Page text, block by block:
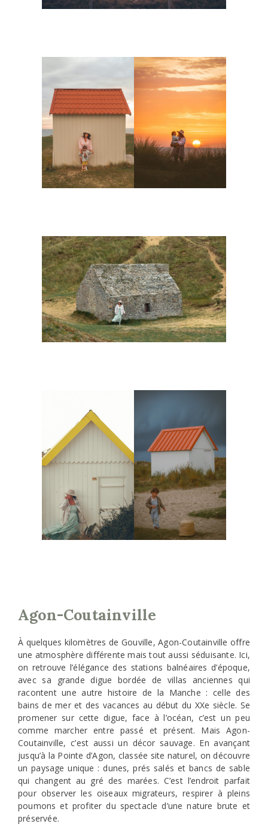
Agon-Coutainville
À quelques kilomètres de Gouville, Agon-Coutainville offre
une atmosphère différente mais tout aussi séduisante. Ici,
on retrouve l’élégance des stations balnéaires d’époque,
avec sa grande digue bordée de villas anciennes qui
racontent une autre histoire de la Manche : celle des
bains de mer et des vacances au début du XXe siècle. Se
promener sur cette digue, face à l’océan, c’est un peu
comme marcher entre passé et présent. Mais Agon-
Coutainville, c’est aussi un décor sauvage. En avançant
jusqu’à la Pointe d’Agon, classée site naturel, on découvre
un paysage unique : dunes, prés salés et bancs de sable
qui changent au gré des marées. C’est l’endroit parfait
pour observer les oiseaux migrateurs, respirer à pleins
poumons et profiter du spectacle d’une nature brute et
préservée.